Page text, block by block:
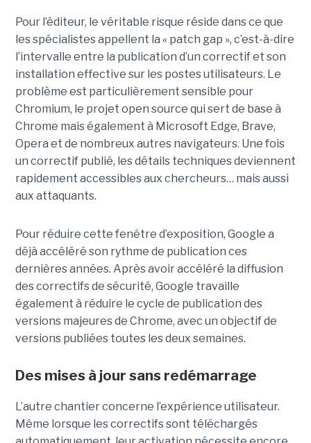
Pour l’éditeur, le véritable risque réside dans ce que
les spécialistes appellent la « patch gap », c’est-à-dire
l’intervalle entre la publication d’un correctif et son
installation effective sur les postes utilisateurs. Le
problème est particulièrement sensible pour
Chromium, le projet open source qui sert de base à
Chrome mais également à Microsoft Edge, Brave,
Opera et de nombreux autres navigateurs. Une fois
un correctif publié, les détails techniques deviennent
rapidement accessibles aux chercheurs… mais aussi
aux attaquants.
Pour réduire cette fenêtre d’exposition, Google a
déjà accéléré son rythme de publication ces
dernières années. Après avoir accéléré la diffusion
des correctifs de sécurité, Google travaille
également à réduire le cycle de publication des
versions majeures de Chrome, avec un objectif de
versions publiées toutes les deux semaines.
Des mises à jour sans redémarrage
L’autre chantier concerne l’expérience utilisateur.
Même lorsque les correctifs sont téléchargés